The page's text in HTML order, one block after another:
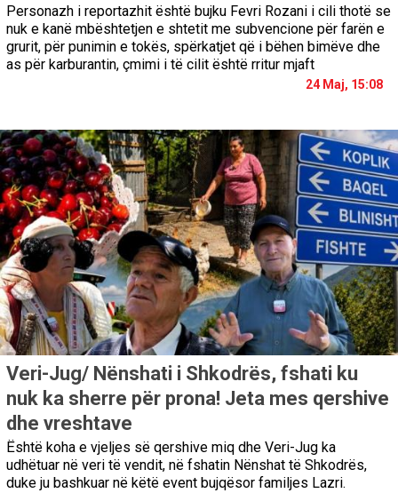
Personazh i reportazhit është bujku Fevri Rozani i cili thotë se
nuk e kanë mbështetjen e shtetit me subvencione për farën e
grurit, për punimin e tokës, spërkatjet që i bëhen bimëve dhe
as për karburantin, çmimi i të cilit është rritur mjaft
24 Maj, 15:08
Veri-Jug/ Nënshati i Shkodrës, fshati ku
nuk ka sherre për prona! Jeta mes qershive
dhe vreshtave
Është koha e vjeljes së qershive miq dhe Veri-Jug ka
udhëtuar në veri të vendit, në fshatin Nënshat të Shkodrës,
duke ju bashkuar në këtë event bujqësor familjes Lazri.